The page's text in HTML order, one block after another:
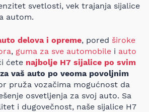
svetlosti, vek trajanja sijalice
autom.
delova i opreme, pored široke
, guma za sve automobile i auto
ćete najbolje H7 sijalice po svim
vaš auto po veoma povoljnim
pruža vozačima mogućnost da
osvetljenja za svoj auto. Sa
i dugovečnost, naše sijalice H7